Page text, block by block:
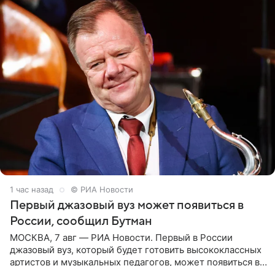
1 час назад © РИА Новости
Первый джазовый вуз может появиться в
России, сообщил Бутман
МОСКВА, 7 авг — РИА Новости. Первый в России
джазовый вуз, который будет готовить высококлассных
артистов и музыкальных педагогов, может появиться в